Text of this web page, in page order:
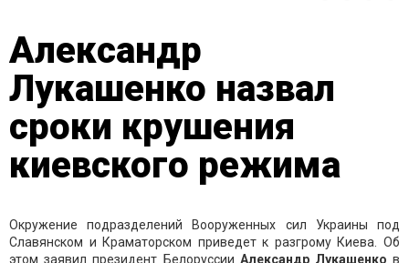
Александр
Лукашенко назвал
сроки крушения
киевского режима
Окружение подразделений Вооруженных сил Украины под
Славянском и Краматорском приведет к разгрому Киева. Об
этом заявил президент Белоруссии Александр Лукашенко в